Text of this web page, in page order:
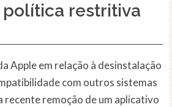
política restritiva
Apple em relação à desinstalação
com outros sistemas
recente remoção de um aplicativo